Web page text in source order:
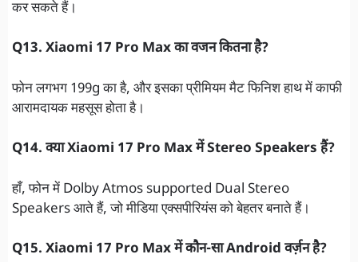
कर सकते हैं।
Q13. Xiaomi 17 Pro Max का वजन कितना है?
फोन लगभग 199g का है, और इसका प्रीमियम मैट फिनिश हाथ में काफी
आरामदायक महसूस होता है।
Q14. क्या Xiaomi 17 Pro Max में Stereo Speakers हैं?
हाँ, फोन में Dolby Atmos supported Dual Stereo
Speakers आते हैं, जो मीडिया एक्सपीरियंस को बेहतर बनाते हैं।
Q15. Xiaomi 17 Pro Max में कौन-सा Android वर्ज़न है?